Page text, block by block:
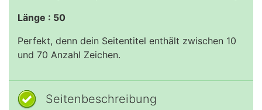
Länge : 50
Perfekt, denn dein Seitentitel enthält zwischen 10
und 70 Anzahl Zeichen.
Seitenbeschreibung